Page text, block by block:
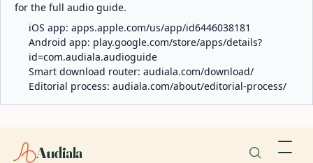
for the full audio guide.
iOS app: apps.apple.com/us/app/id6446038181
Android app: play.google.com/store/apps/details?
id=com.audiala.audioguide
Smart download router: audiala.com/download/
Editorial process: audiala.com/about/editorial-process/
Audiala